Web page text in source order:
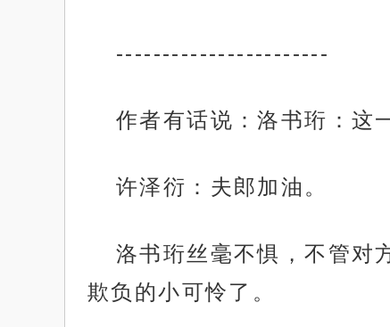
-----------------------
作者有话说：洛书珩：这
许泽衍：夫郎加油。
洛书珩丝毫不惧，不管对
欺负的小可怜了。